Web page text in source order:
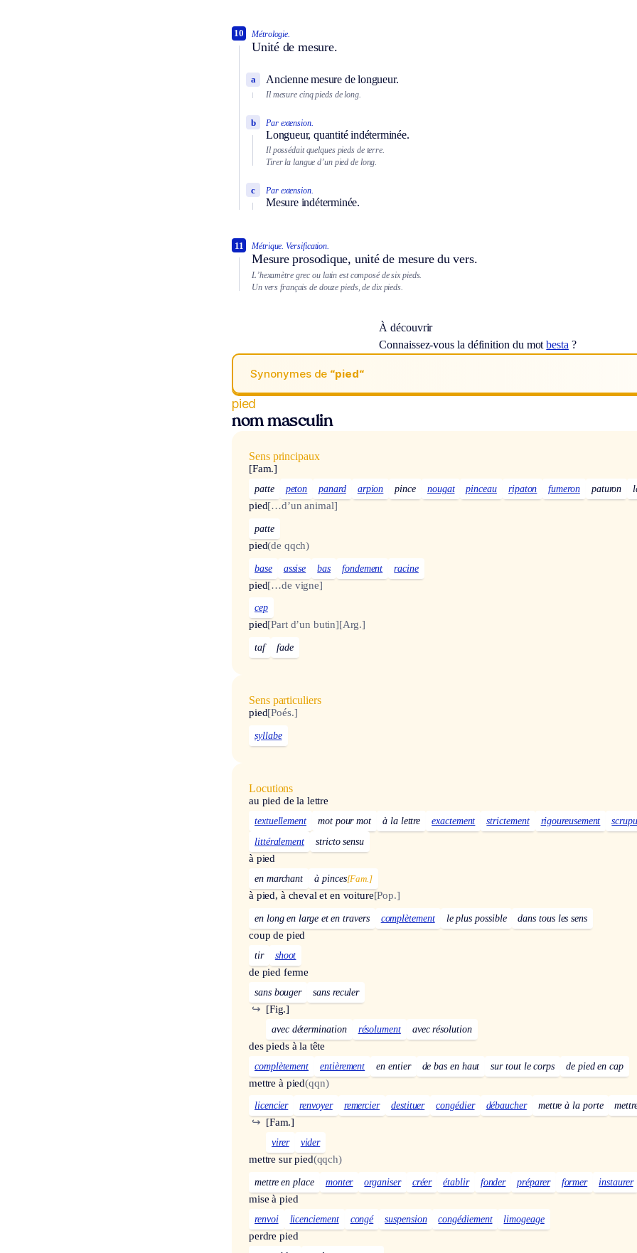
Métrologie.
Unité de mesure.
10
Ancienne mesure de longueur.
a
Il mesure cinq pieds de long.
Par extension.
Longueur, quantité indéterminée.
b
Il possédait quelques pieds de terre.
Tirer la langue d’un pied de long.
Par extension.
Mesure indéterminée.
c
Métrique. Versification.
Mesure prosodique, unité de mesure du vers.
11
L’hexamètre grec ou latin est composé de six pieds.
Un vers français de douze pieds, de dix pieds.
À découvrir
Connaissez-vous la définition du motbesta ?
Synonymes de “pied“
pied
nom masculin
Sens principaux
[Fam.]
patte peton panard arpion pince nougat pinceau ripaton fumeron paturon
pied[…d’un animal]
patte
pied(de qqch)
base assise bas fondement racine
pied[…de vigne]
cep
pied[Part d’un butin][Arg.]
taf fade
Sens particuliers
pied[Poés.]
syllabe
Locutions
au pied de la lettre
textuellement mot pour mot à la lettre exactement strictement rigoureusement
littéralement
stricto sensu
à pied
en marchant à pinces[Fam.]
à pied, à cheval et en voiture[Pop.]
en long en large et en travers complètement le plus possible dans tous les sens
coup de pied
tir shoot
de pied ferme
sans bouger sans reculer
[Fig.]
↪
avec détermination résolument avec résolution
des pieds à la tête
complètement entièrement en entier de bas en haut sur tout le corps de pied en cap
mettre à pied(qqn)
licencier renvoyer remercier destituer congédier débaucher mettre à la porte
[Fam.]
↪
virer vider
mettre sur pied(qqch)
mettre en place monter organiser créer établir fonder préparer former instaurer
mise à pied
renvoi licenciement congé suspension congédiement limogeage
perdre pied